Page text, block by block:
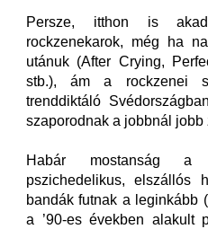
Persze, itthon is
rockzenekarok, még ha
utánuk (After Crying,
stb.), ám a rockzenei
trenddiktáló
szaporodnak a jobbnál jobb
Habár mostanság a
pszichedelikus, elszállós
bandák futnak a leginkább
a ’90-es években alakult